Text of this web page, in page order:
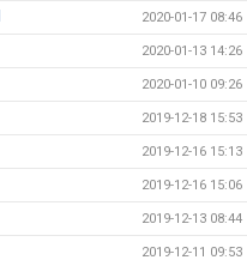
2020-01-17 08:46
2020-01-13 14:26
2020-01-10 09:26
2019-12-18 15:53
2019-12-16 15:13
2019-12-16 15:06
2019-12-13 08:44
2019-12-11 09:53